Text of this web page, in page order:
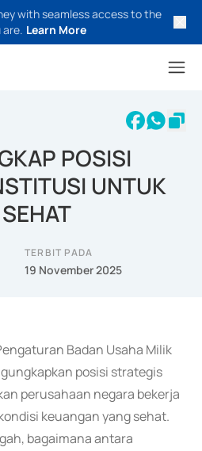
with seamless access to the
Learn More
POSISI
UNTUK
TERBIT PADA
19 November 2025
Badan Usaha Milik
posisi strategis
perusahaan negara bekerja
keuangan yang sehat.
bagaimana antara